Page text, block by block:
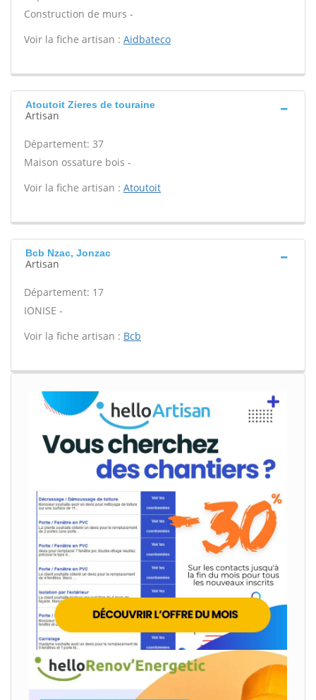
Construction de murs -
Voir la fiche artisan : Aidbateco
Atoutoit Zieres de touraine
Artisan
Département: 37
Maison ossature bois -
Voir la fiche artisan : Atoutoit
Bcb Nzac, Jonzac
Artisan
Département: 17
IONISE -
Voir la fiche artisan : Bcb